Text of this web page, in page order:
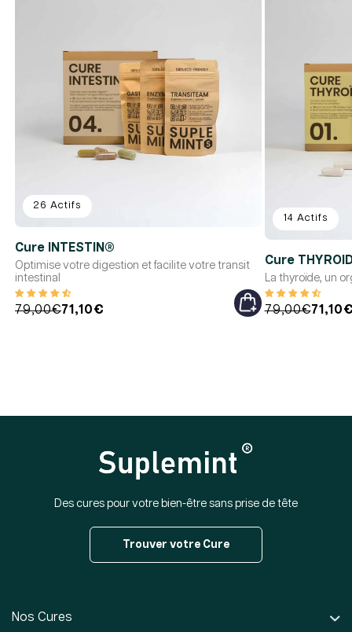
26 Actifs
Cure INTESTIN®
Optimise votre digestion et facilite votre transit
intestinal
Prix
Prix
79,00€71,10€
14 Actifs
Cure
La thyroïde, un
Prix
Prix
79,00€
Des cures pour votre bien-être sans prise de tête
Trouver votre Cure
Nos Cures